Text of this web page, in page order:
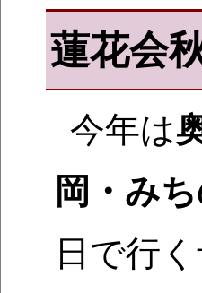
蓮花会
今年は
岡・み
日で行